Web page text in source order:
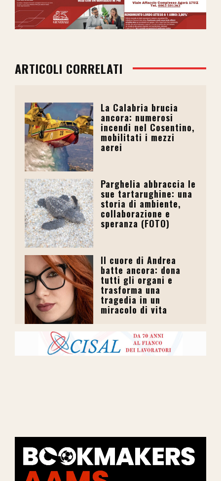
ARTICOLI CORRELATI
La Calabria brucia
ancora: numerosi
incendi nel Cosentino,
mobilitati i mezzi
aerei
Parghelia abbraccia le
sue tartarughine: una
storia di ambiente,
collaborazione e
speranza (FOTO)
Il cuore di Andrea
batte ancora: dona
tutti gli organi e
trasforma una
tragedia in un
miracolo di vita